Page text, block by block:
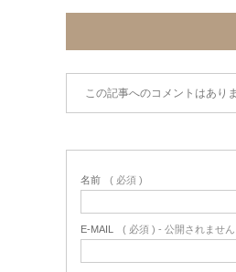
この記事へのコメントはあり
名前 ( 必須 )
E-MAIL ( 必須 ) - 公開されません